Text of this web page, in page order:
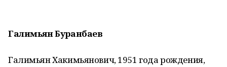
ГалимьянБуранбаев
Галимьян Хакимьянович, 1951 года рождения,